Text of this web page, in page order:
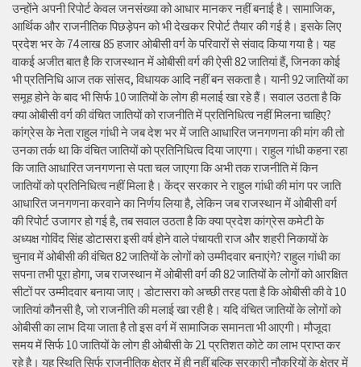
उन्होंने अपनी रिपोर्ट केवल जनसंख्या को आधार मानकर नहीं बनाई है। सामाजिक,
आर्थिक और राजनीतिक पिछड़ेपन को भी देखकर रिपोर्ट तैयार की गई है। इसके लिए
प्रदेश भर के 74 लाख 85 हजार ओबीसी वर्ग के परिवारों से संवाद किया गया है। यह
वाकई अजीत बात है कि राजस्थान में ओबीसी वर्ग की ऐसी 82 जातियां हैं, जिनका कोई
भी प्रतिनिधि आज तक सांसद, विधायक आदि नहीं बन सकता है। यानी 92 जातियों का
समूह होने के बाद भी सिर्फ 10 जातियों के लोग ही मलाई खा रहे हैं। सवाल उठता है कि
क्या ओबीसी वर्ग की वंचित जातियों को राजनीति में प्रतिनिधित्व नहीं मिलना चाहिए?
कांग्रेस के नेता राहुल गांधी ने जब देश भर में जाति आधारित जनगणना की मांग की तो
उनका तर्क था कि वंचित जातियों को प्रतिनिधित्व दिया जाएगा। राहुल गांधी कहना रहा
कि जाति आधारित जनगणना से पता चल जाएगा कि अभी तक राजनीति में किन
जातियों को प्रतिनिधित्व नहीं मिला है। केंद्र सरकार ने राहुल गांधी की मांग पर जाति
आधारित जनगणना करवाने का निर्णय लिया है, लेकिन जब राजस्थान में ओबीसी वर्ग
की रिपोर्ट उजागर हो गई है, तब सवाल उठता है कि क्या प्रदेश कांग्रेस कमेटी के
अध्यक्ष गोविंद सिंह डोटासरा इसी वर्ष होने वाले पंचायती राज और शहरी निकायों के
चुनाव में ओबीसी की वंचित 82 जातियों के लोगों को उम्मीदवार बनाएंगे? राहुल गांधी का
सपना तभी पूरा होगा, जब राजस्थान में ओबीसी वर्ग की 82 जातियों के लोगों को आरक्षित
सीटों पर उम्मीदवार बनाया जाए। डोटासरा को अच्छी तरह पता है कि ओबीसी की वे 10
जातियां कौनसी है, जो राजनीति की मलाई खा रही है। यदि वंचित जातियों के लोगों को
ओबीसी का लाभ दिया जाता है तो इस वर्ग में सामाजिक समानता भी आएगी। मौजूदा
समय में सिर्फ 10 जातियों के लोग ही ओबीसी के 21 प्रतिशत कोटे का लाभ प्राप्त कर
रहे है। यह स्थिति सिर्फ राजनीतिक क्षेत्र में ही नहीं बल्कि सरकारी नौकरियों के क्षेत्र में